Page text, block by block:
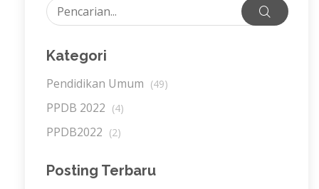
Kategori
Pendidikan Umum (49)
PPDB 2022 (4)
PPDB2022 (2)
Posting Terbaru